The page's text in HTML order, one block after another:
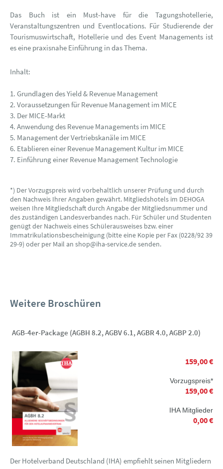
Das Buch ist ein Must-have für die Tagungshotellerie,
Veranstaltungszentren und Eventlocations. Für Studierende der
Tourismuswirtschaft, Hotellerie und des Event Managements ist
es eine praxisnahe Einführung in das Thema.
Inhalt:
1. Grundlagen des Yield & Revenue Management
2. Voraussetzungen für Revenue Management im MICE
3. Der MICE-Markt
4. Anwendung des Revenue Managements im MICE
5. Management der Vertriebskanäle im MICE
6. Etablieren einer Revenue Management Kultur im MICE
7. Einführung einer Revenue Management Technologie
*) Der Vorzugspreis wird vorbehaltlich unserer Prüfung und durch
den Nachweis Ihrer Angaben gewährt. Mitgliedshotels im DEHOGA
weisen Ihre Mitgliedschaft durch Angabe der Mitgliedsnummer und
des zuständigen Landesverbandes nach. Für Schüler und Studenten
genügt der Nachweis eines Schülerausweises bzw. einer
Immatrikulationsbescheinigung (bitte eine Kopie per Fax (0228/92 39
29-9) oder per Mail an shop@iha-service.de senden.
Weitere Broschüren
AGB-4er-Package (AGBH 8.2, AGBV 6.1, AGBR 4.0, AGBP 2.0)
159,00 €
Vorzugspreis*
159,00 €
IHA Mitglieder
0,00 €
Der Hotelverband Deutschland (IHA) empfiehlt seinen Mitgliedern